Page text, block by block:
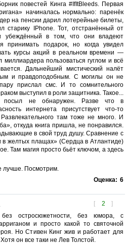
повестей Кинга #IfItBleeds. Первая
начиналась нормально: паренёк
на пенсии дарил лотерейные билеты,
старику IPhone. Тот, отстранённый от
убеждённый в том, что они владеют
принимать подарок, но когда увидел
курсы акций в реальном времени —
пользоваться гуглом и всё
Дальнейший мистический налёт
и правдоподобным. С могилы он не
прислал смс. И то сомнительного
выступил в роли защитника. Такое...
посыл не обнаружен. Разве что в
интернета присутствует что-то
там тоже не много. И
откуда книга пришла, не понравился.
в свой труд душу. Сравнение с
желтых плащах» (Сердца в Атлантиде)
Там магия просто бьёт ключом, а здесь
лучше. Посмотрим.
Оценка: 6
[ 2 ]
остросюжетности, без юмора, с
и просто какой то святочной
Но Стивен Кинг жив и работает для
он все таки не Лев Толстой.